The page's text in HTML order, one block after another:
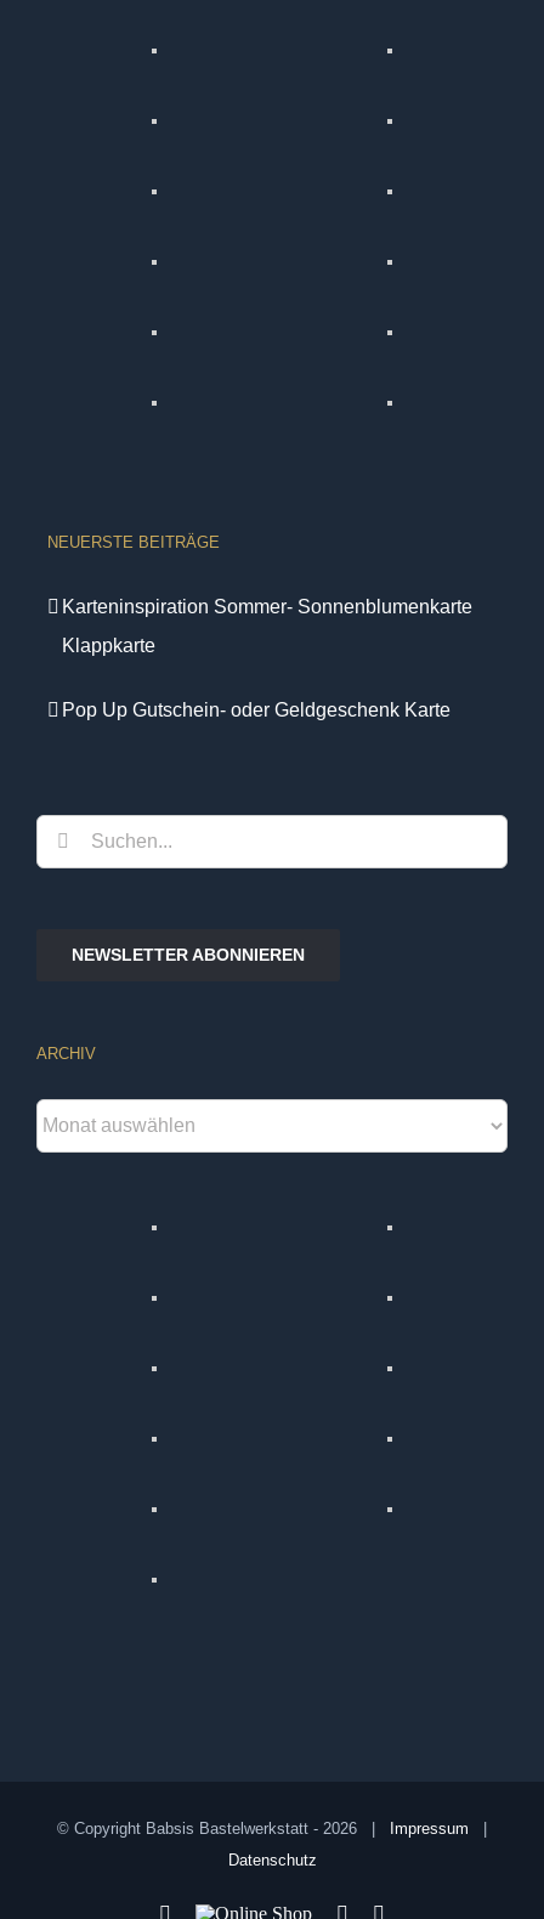
NEUERSTE BEITRÄGE
Karteninspiration Sommer- Sonnenblumenkarte
Klappkarte
Pop Up Gutschein- oder Geldgeschenk Karte
Suche
nach:
NEWSLETTER ABONNIEREN
ARCHIV
Archiv
© Copyright Babsis Bastelwerkstatt - 2026 | Impressum
Datenschutz
YouTube
Online Pinterest